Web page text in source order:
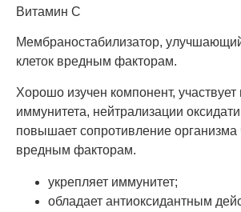
Витамин С
Мембраностабилизатор,
клеток вредным факторам.
Хорошо изучен компонент, участвует
иммунитета, нейтрализации
повышает сопротивление организма
вредным факторам.
укрепляет иммунитет;
обладает антиоксидантным